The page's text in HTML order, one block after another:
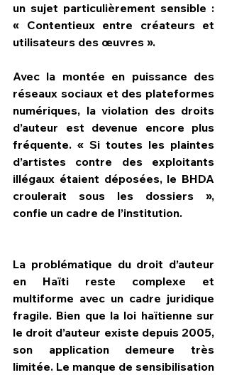
un sujet particulièrement sensible :
« Contentieux entre créateurs et
utilisateurs des œuvres ».
Avec la montée en puissance des
réseaux sociaux et des plateformes
numériques, la violation des droits
d’auteur est devenue encore plus
fréquente. « Si toutes les plaintes
d’artistes contre des exploitants
illégaux étaient déposées, le BHDA
croulerait sous les dossiers »,
confie un cadre de l’institution.
La problématique du droit d’auteur
en Haïti reste complexe et
multiforme avec un cadre juridique
fragile. Bien que la loi haïtienne sur
le droit d’auteur existe depuis 2005,
son application demeure très
limitée. Le manque de sensibilisation